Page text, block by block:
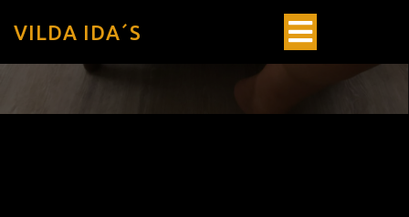
VILDA IDA´S